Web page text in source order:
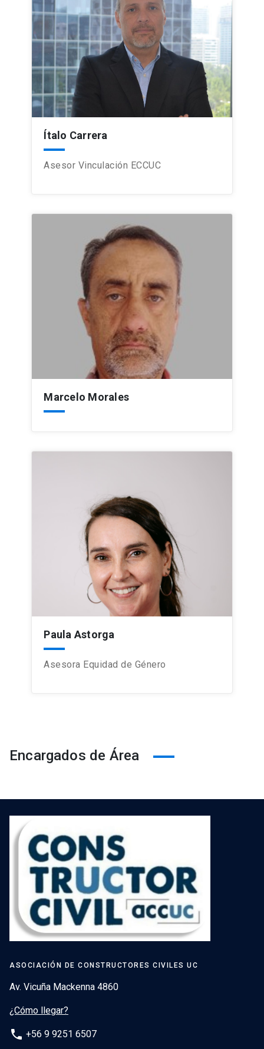
Ítalo Carrera
Asesor Vinculación ECCUC
Marcelo Morales
Paula Astorga
Asesora Equidad de Género
Encargados de Área
ASOCIACIÓN DE CONSTRUCTORES CIVILES UC
Av. Vicuña Mackenna 4860
¿Cómo llegar?
phone +56 9 9251 6507